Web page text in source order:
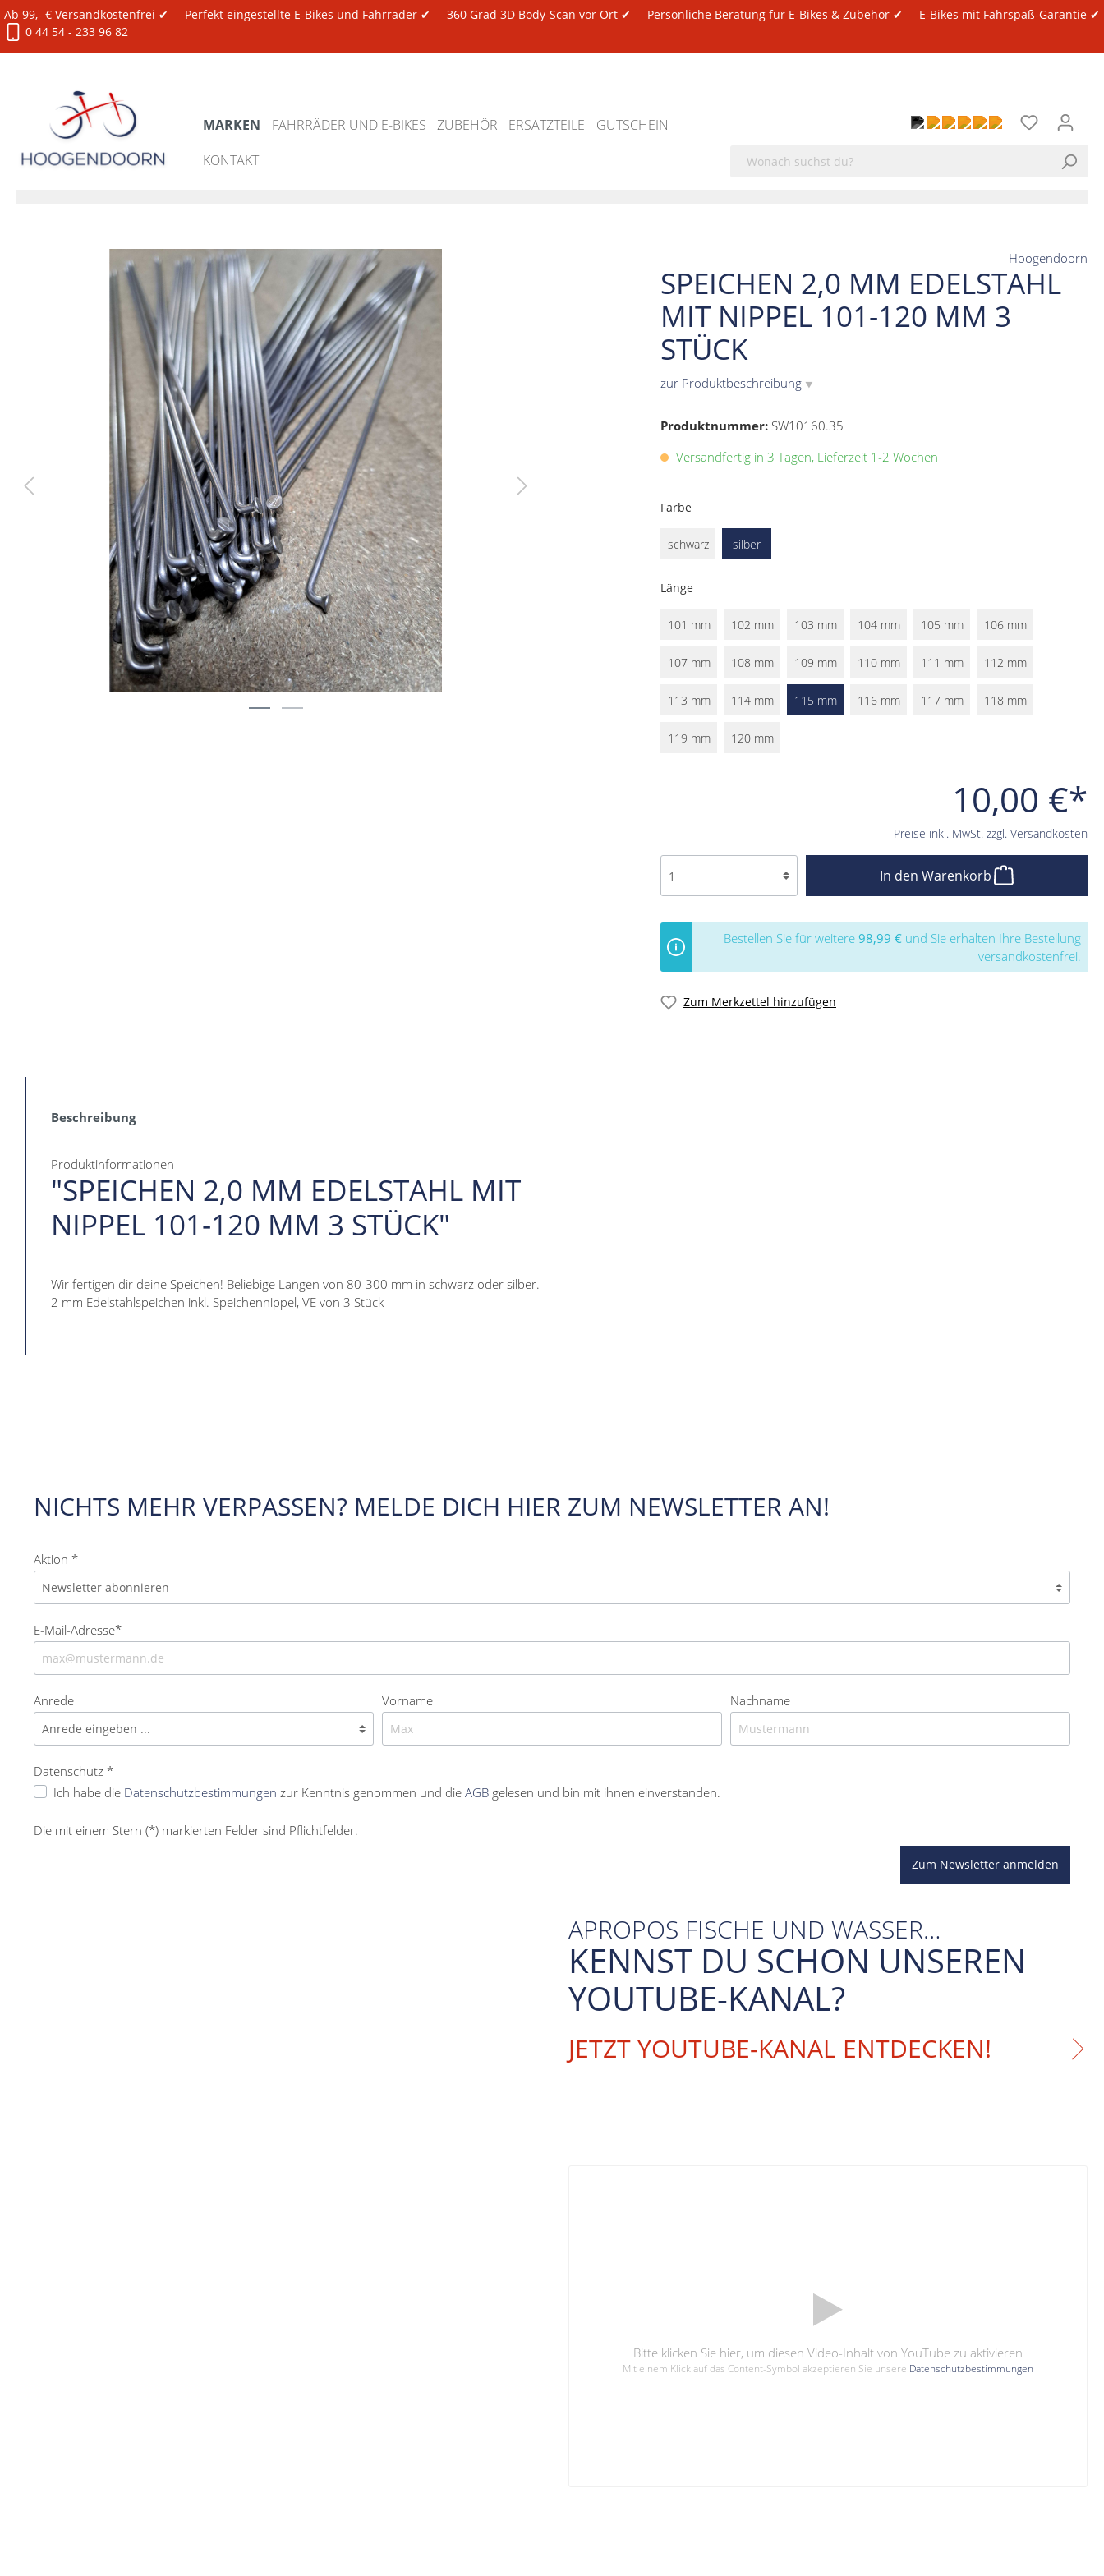
Ab 99,- € Versandkostenfrei ✔ Perfekt eingestellte E-Bikes und Fahrräder ✔ 360 Grad 3D Body-Scan vor Ort ✔ Persönliche Beratung für E-Bikes & Zubehör ✔
E-Bikes mit Fahrspaß-Garantie ✔
0 44 54 - 233 96 82
MARKEN FAHRRÄDER UND E-BIKES ZUBEHÖR ERSATZTEILE
GUTSCHEIN
KONTAKT
SPEICHEN 2,0 MM EDELSTAHL
MIT NIPPEL 101-120 MM 3
STÜCK
zur Produktbeschreibung ▼
Hoogendoorn
Produktnummer: SW10160.35
10,00 €*
Preise inkl. MwSt. zzgl. Versandkosten
Versandfertig in 3 Tagen, Lieferzeit 1-2 Wochen
Farbe
schwarz silber
Länge
101 mm 102 mm 103 mm 104 mm 105 mm 106 mm
107 mm 108 mm 109 mm 110 mm 111 mm 112 mm
113 mm 114 mm 115 mm 116 mm 117 mm 118 mm
119 mm 120 mm
In den Warenkorb
Bestellen Sie für weitere 98,99 € und Sie erhalten Ihre Bestellung
versandkostenfrei.
Zum Merkzettel hinzufügen
Beschreibung
Produktinformationen
"SPEICHEN 2,0 MM EDELSTAHL MIT
NIPPEL 101-120 MM 3 STÜCK"
Wir fertigen dir deine Speichen! Beliebige Längen von 80-300 mm in schwarz oder silber.
2 mm Edelstahlspeichen inkl. Speichennippel, VE von 3 Stück
NICHTS MEHR VERPASSEN? MELDE DICH HIER ZUM NEWSLETTER AN!
Aktion *
E-Mail-Adresse*
Anrede Vorname Nachname
Datenschutz *
Ich habe die Datenschutzbestimmungen zur Kenntnis genommen und die AGB gelesen und bin mit ihnen einverstanden.
Die mit einem Stern (*) markierten Felder sind Pflichtfelder.
Zum Newsletter anmelden
APROPOS FISCHE UND WASSER…
KENNST DU SCHON UNSEREN
YOUTUBE-KANAL?
JETZT YOUTUBE-KANAL ENTDECKEN!
Bitte klicken Sie hier, um diesen Video-Inhalt von YouTube zu aktivieren
Mit einem Klick auf das Content-Symbol akzeptieren Sie unsere Datenschutzbestimmungen